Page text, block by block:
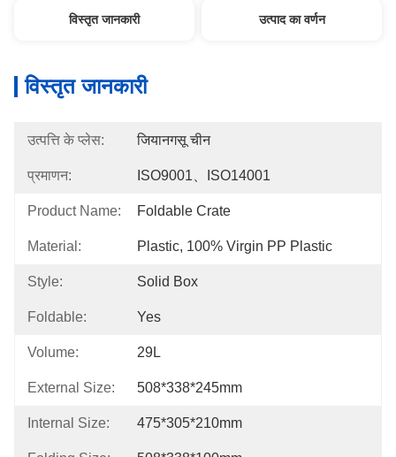
विस्तृत जानकारी उत्पाद का वर्णन
विस्तृत जानकारी
उत्पत्ति के प्लेस: जियानगसू चीन
प्रमाणन: ISO9001、ISO14001
Product Name: Foldable Crate
Material: Plastic, 100% Virgin PP Plastic
Style: Solid Box
Foldable: Yes
Volume: 29L
External Size: 508*338*245mm
Internal Size: 475*305*210mm